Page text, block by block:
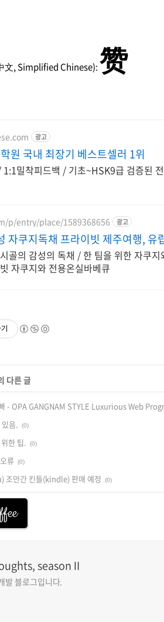
文, Simplified Chinese):赞
광고
원 국내 최장기 베스트셀러 1위
밀착피드백 / 기초~HSK9급 검증된
p/entry/place/1589368656 광고
자쿠지독채 프라이빗 제주여행, 유
골의 감성의 독채 / 한 팀을 위한 자쿠
자쿠지와 전용온실바베큐
다른 글
- OPA GANGNAM STYLE Luxurious Web
음.
(0)
한 팁.
(0)
류
(0)
조만간 킨들(kindle) 판매 예정
(0)
seasonⅡ
발 블로그입니다.